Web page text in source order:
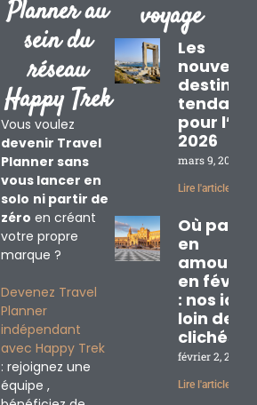
Planner au
sein du
réseau
Happy Trek
Vous voulez
devenir Travel
Planner sans
vous lancer en
solo ni partir de
zéro en créant
votre propre
marque ?
Devenez Travel
Planner
indépendant
avec Happy Trek
: rejoignez une
équipe ,
voyage
Les
pour
2026
mars 9, 2026
Lire l'article »
Où partir
en
en
: nos
loin des
clichés
février 2, 2026
Lire l'article »